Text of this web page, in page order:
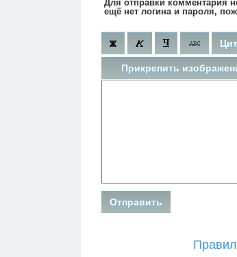
Для отправки комментария
ещё нет логина и пароля,
Прикрепить